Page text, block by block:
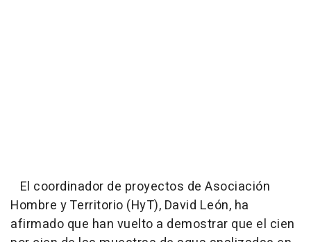
El coordinador de proyectos de Asociación
Hombre y Territorio (HyT), David León, ha
afirmado que han vuelto a demostrar que el cien